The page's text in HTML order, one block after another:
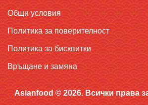
Общи условия
Политика за поверителност
Политика за бисквитки
Връщане и замяна
Asianfood © 2026. Всички права